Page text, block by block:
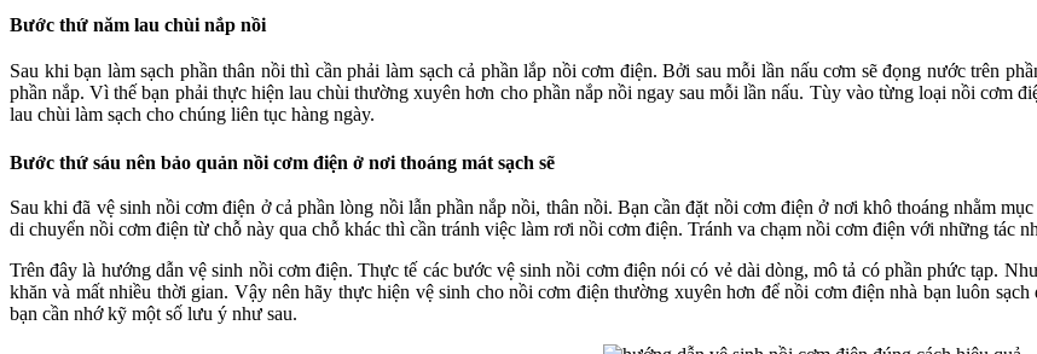
Bước thứ năm lau chùi nắp nồi
Sau khi bạn làm sạch phần thân nồi thì cần phải làm sạch cả phần lắp nồi cơm điện. Bởi sau mỗi lần nấu cơm sẽ đọng nước trên
phần nắp. Vì thế bạn phải thực hiện lau chùi thường xuyên hơn cho phần nắp nồi ngay sau mỗi lần nấu. Tùy vào từng loại nồi cơm
lau chùi làm sạch cho chúng liên tục hàng ngày.
Bước thứ sáu nên bảo quản nồi cơm điện ở nơi thoáng mát sạch sẽ
Sau khi đã vệ sinh nồi cơm điện ở cả phần lòng nồi lẫn phần nắp nồi, thân nồi. Bạn cần đặt nồi cơm điện ở nơi khô thoáng nhằm
di chuyển nồi cơm điện từ chỗ này qua chỗ khác thì cần tránh việc làm rơi nồi cơm điện. Tránh va chạm nồi cơm điện với những tác
Trên đây là hướng dẫn vệ sinh nồi cơm điện. Thực tế các bước vệ sinh nồi cơm điện nói có vẻ dài dòng, mô tả có phần phức tạp.
khăn và mất nhiều thời gian. Vậy nên hãy thực hiện vệ sinh cho nồi cơm điện thường xuyên hơn để nồi cơm điện nhà bạn luôn
bạn cần nhớ kỹ một số lưu ý như sau.